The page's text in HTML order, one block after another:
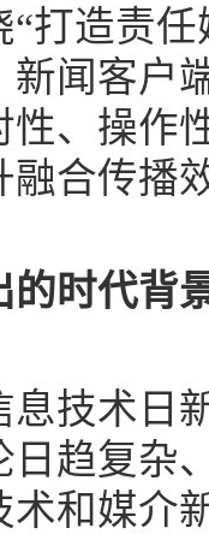
打造责
新闻客户
性、操作
融合传播
的时代背
息技术日
日趋复杂
术和媒介